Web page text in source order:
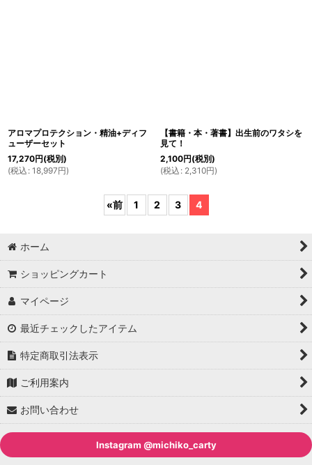
アロマプロテクション・精油+ディフ
ューザーセット
17,270円(税別)
(税込 : 18,997円)
【書籍・本・著書】出生前のワタシを
見て！
2,100円(税別)
(税込 : 2,310円)
«前 1 2 3 4
ホーム
ショッピングカート
マイページ
最近チェックしたアイテム
特定商取引法表示
ご利用案内
お問い合わせ
Instagram @michiko_carty